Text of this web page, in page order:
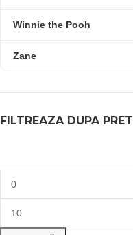
Winnie the Pooh
Zane
FILTREAZA DUPA PRET